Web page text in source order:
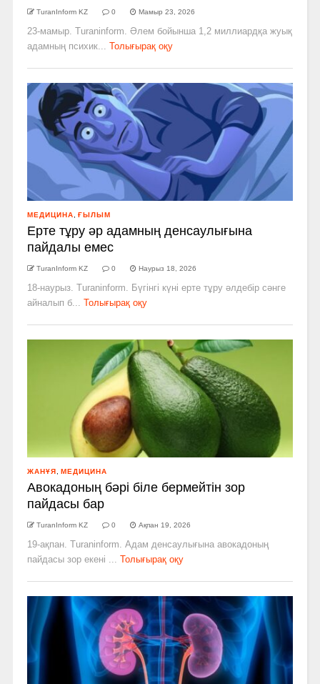
TuranInform KZ 0 Мамыр 23, 2026
23-мамыр. Turaninform. Әлем бойынша 1,2 миллиардқа жуық
адамның психик...
Толығырақ оқу
МЕДИЦИНА ҒЫЛЫМ
Ерте тұру әр адамның денсаулығына
пайдалы емес
TuranInform KZ 0 Наурыз 18, 2026
18-наурыз. Turaninform. Бүгінгі күні ерте тұру әлдебір сәнге
айналып б...
Толығырақ оқу
ЖАНҰЯ МЕДИЦИНА
Авокадоның бәрі біле бермейтін зор
пайдасы бар
TuranInform KZ 0 Ақпан 19, 2026
19-ақпан. Turaninform. Адам денсаулығына авокадоның
пайдасы зор екені ...
Толығырақ оқу